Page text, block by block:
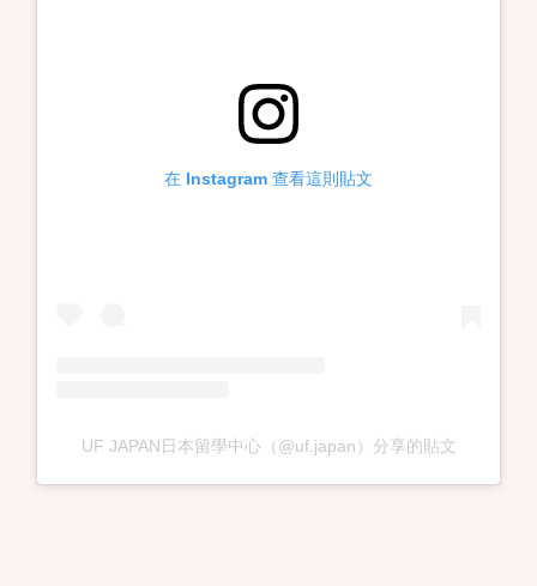
在 Instagram 查看這則貼文
UF JAPAN日本留學中心（@uf.japan）分享的貼文